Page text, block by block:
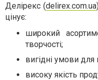
Делірекс (delirex.com.ua
цінує:
широкий
творчості;
вигідні умови для
високу якість